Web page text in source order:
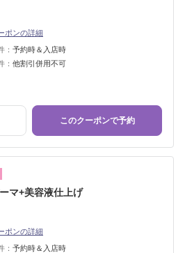
ポンの詳細
： 予約時＆入店時
： 他割引併用不可
このクーポンで予約
マ+美容液仕上げ
ポンの詳細
： 予約時＆入店時